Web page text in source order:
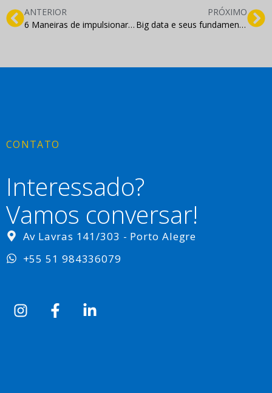
ANTERIOR
6 Maneiras de impulsionar o tráfego do seu blog com conteúdo antigo
PRÓXIMO
Big data e seus fundamentos na gestão para e-commerces
CONTATO
Interessado?
Vamos conversar!
Av Lavras 141/303 - Porto Alegre
+55 51 984336079